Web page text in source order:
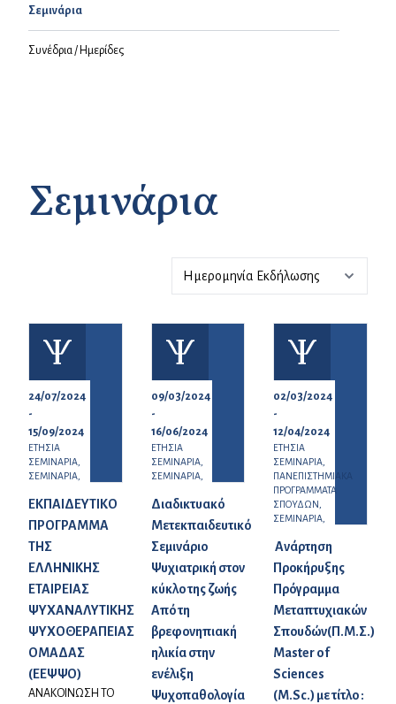
Σεμινάρια
Συνέδρια / Ημερίδες
Σεμινάρια
24/07/2024
-
15/09/2024
ΕΤΗΣΙΑ
ΣΕΜΙΝΑΡΙΑ,
ΣΕΜΙΝΑΡΙΑ,
ΕΚΠΑΙΔΕΥΤΙΚΟ
ΠΡΟΓΡΑΜΜΑ
ΤΗΣ
ΕΛΛΗΝΙΚΗΣ
ΕΤΑΙΡΕΙΑΣ
ΨΥΧΑΝΑΛΥΤΙΚΗΣ
ΨΥΧΟΘΕΡΑΠΕΙΑΣ
ΟΜΑΔΑΣ
(ΕΕΨΨΟ)
ΑΝΑΚΟΙΝΩΣΗ ΤΟ
09/03/2024
-
16/06/2024
ΕΤΗΣΙΑ
ΣΕΜΙΝΑΡΙΑ,
ΣΕΜΙΝΑΡΙΑ,
Διαδικτυακό
Μετεκπαιδευτικό
Σεμινάριο
Ψυχιατρική στον
κύκλο της ζωής
Από τη
βρεφονηπιακή
ηλικία στην
ενέλιξη
Ψυχοπαθολογία
02/03/2024
-
12/04/2024
ΕΤΗΣΙΑ
ΣΕΜΙΝΑΡΙΑ,
ΠΑΝΕΠΙΣΤΗΜΙΑΚΑ
ΠΡΟΓΡΑΜΜΑΤΑ
ΣΠΟΥΔΩΝ,
ΣΕΜΙΝΑΡΙΑ,
Ανάρτηση
Προκήρυξης
Πρόγραμμα
Μεταπτυχιακών
Σπουδών(Π.Μ.Σ.)
Master of
Sciences
(M.Sc.) με τίτλο :